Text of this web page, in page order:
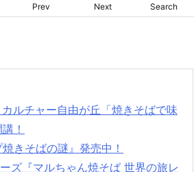
Prev Next Search
ルチャー自由が丘「焼きそばで味
！
きそばの謎』発売中！
ズ『マルちゃん焼そば 世界の旅レ